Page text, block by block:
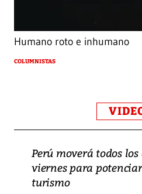
Humano roto e inhumano
COLUMNISTAS
Perú moverá todos
viernes para
turismo